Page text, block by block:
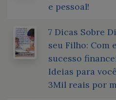
e pessoal!
7 Dicas Sobre
seu Filho: Com
sucesso
Ideias para
3Mil reais por